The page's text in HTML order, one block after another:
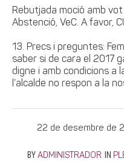
Rebutjada moció amb vot
Abstenció, VeC. A favor,
13. Precs i preguntes:
saber si de cara el 2017
digne i amb condicions a
l’alcalde no respon a la
22 de desembre de
BY ADMINISTRADOR IN